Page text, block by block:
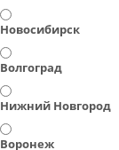
Новосибирск
Волгоград
Нижний Новгород
Воронеж